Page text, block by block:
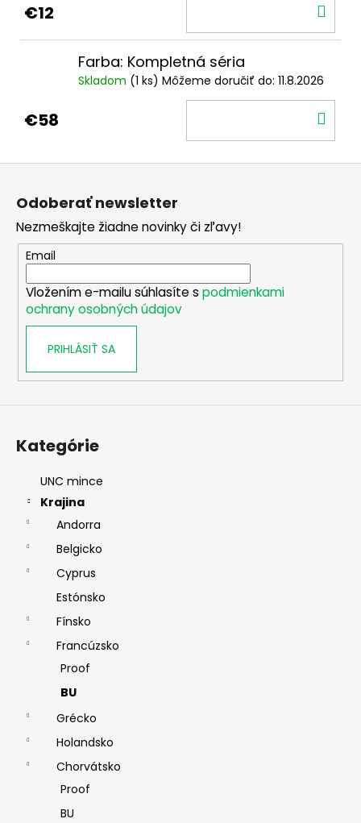
€12
Farba: Kompletná séria
Skladom (1 ks) Môžeme doručiť do: 11.8.2026
€58
Z
Odoberať newsletter
Nezmeškajte žiadne novinky či zľavy!
Email
Vložením e-mailu súhlasíte s podmienkami
ochrany osobných údajov
PRIHLÁSIŤ SA
Kategórie
UNC mince
Krajina
Andorra
Belgicko
Cyprus
Estónsko
Fínsko
Francúzsko
Proof
BU
Grécko
Holandsko
Chorvátsko
Proof
BU